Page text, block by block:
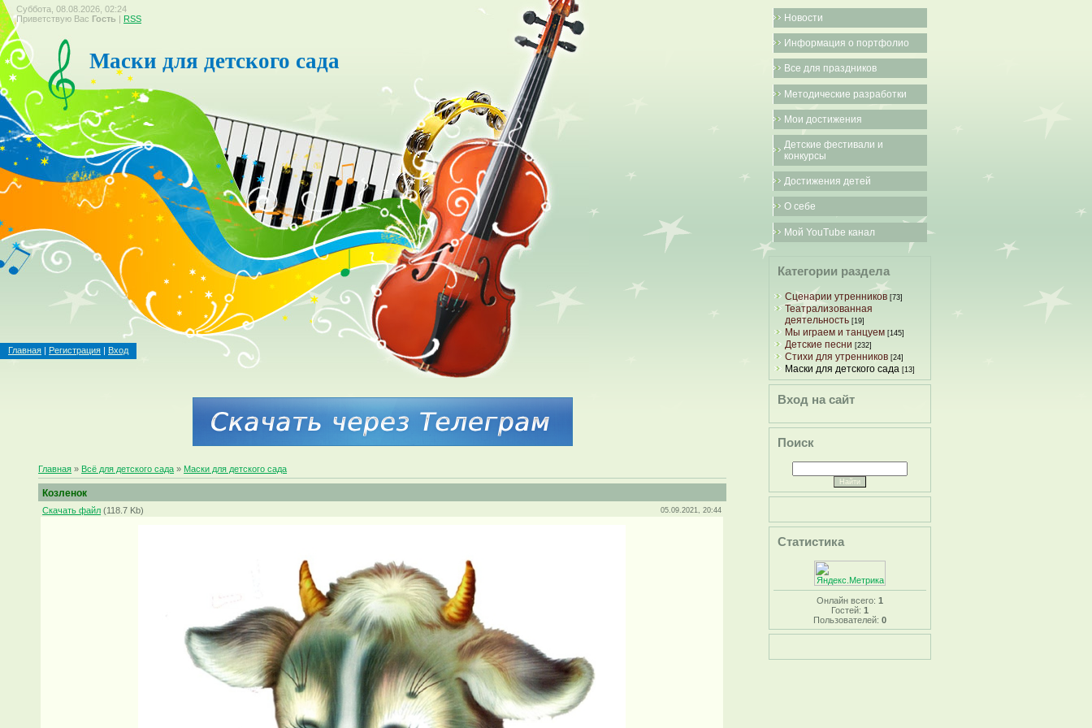
Суббота, 08.08.2026, 02:24
Приветствую Вас Гость | RSS
Маски для детского сада
Главная | Регистрация | Вход
Главная » Всё для детского сада » Маски для детского сада
Козленок
Скачать файл (118.7 Kb) 05.09.2021, 20:44
Новости
Информация о портфолио
Все для праздников
Методические разработки
Мои достижения
Детские фестивали и
конкурсы
Достижения детей
О себе
Мой YouTube канал
Категории раздела
Сценарии утренников [73]
Театрализованная
деятельность [19]
Мы играем и танцуем [145]
Детские песни [232]
Стихи для утренников [24]
Маски для детского сада [13]
Вход на сайт
Поиск
Статистика
Онлайн всего: 1
Гостей: 1
Пользователей: 0